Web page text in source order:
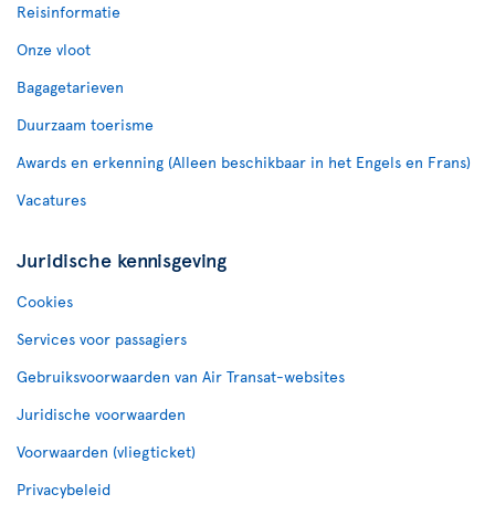
Reisinformatie
Onze vloot
Bagagetarieven
Duurzaam toerisme
Awards en erkenning (Alleen beschikbaar in het Engels en Frans)
Vacatures
Juridische kennisgeving
Cookies
Services voor passagiers
Gebruiksvoorwaarden van Air Transat-websites
Juridische voorwaarden
Voorwaarden (vliegticket)
Privacybeleid